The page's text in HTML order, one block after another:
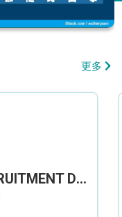
更多
THE REPULSE BAY RECRUITMENT DAY 淺水灣影灣園人才招聘會